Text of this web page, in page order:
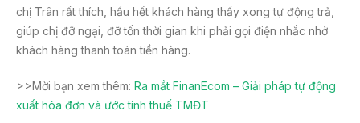
chị Trân rất thích, hầu hết khách hàng thấy xong tự động trả,
giúp chị đỡ ngại, đỡ tốn thời gian khi phải gọi điện nhắc nhở
khách hàng thanh toán tiền hàng.
>>Mời bạn xem thêm: Ra mắt FinanEcom – Giải pháp tự động
xuất hóa đơn và ước tính thuế TMĐT